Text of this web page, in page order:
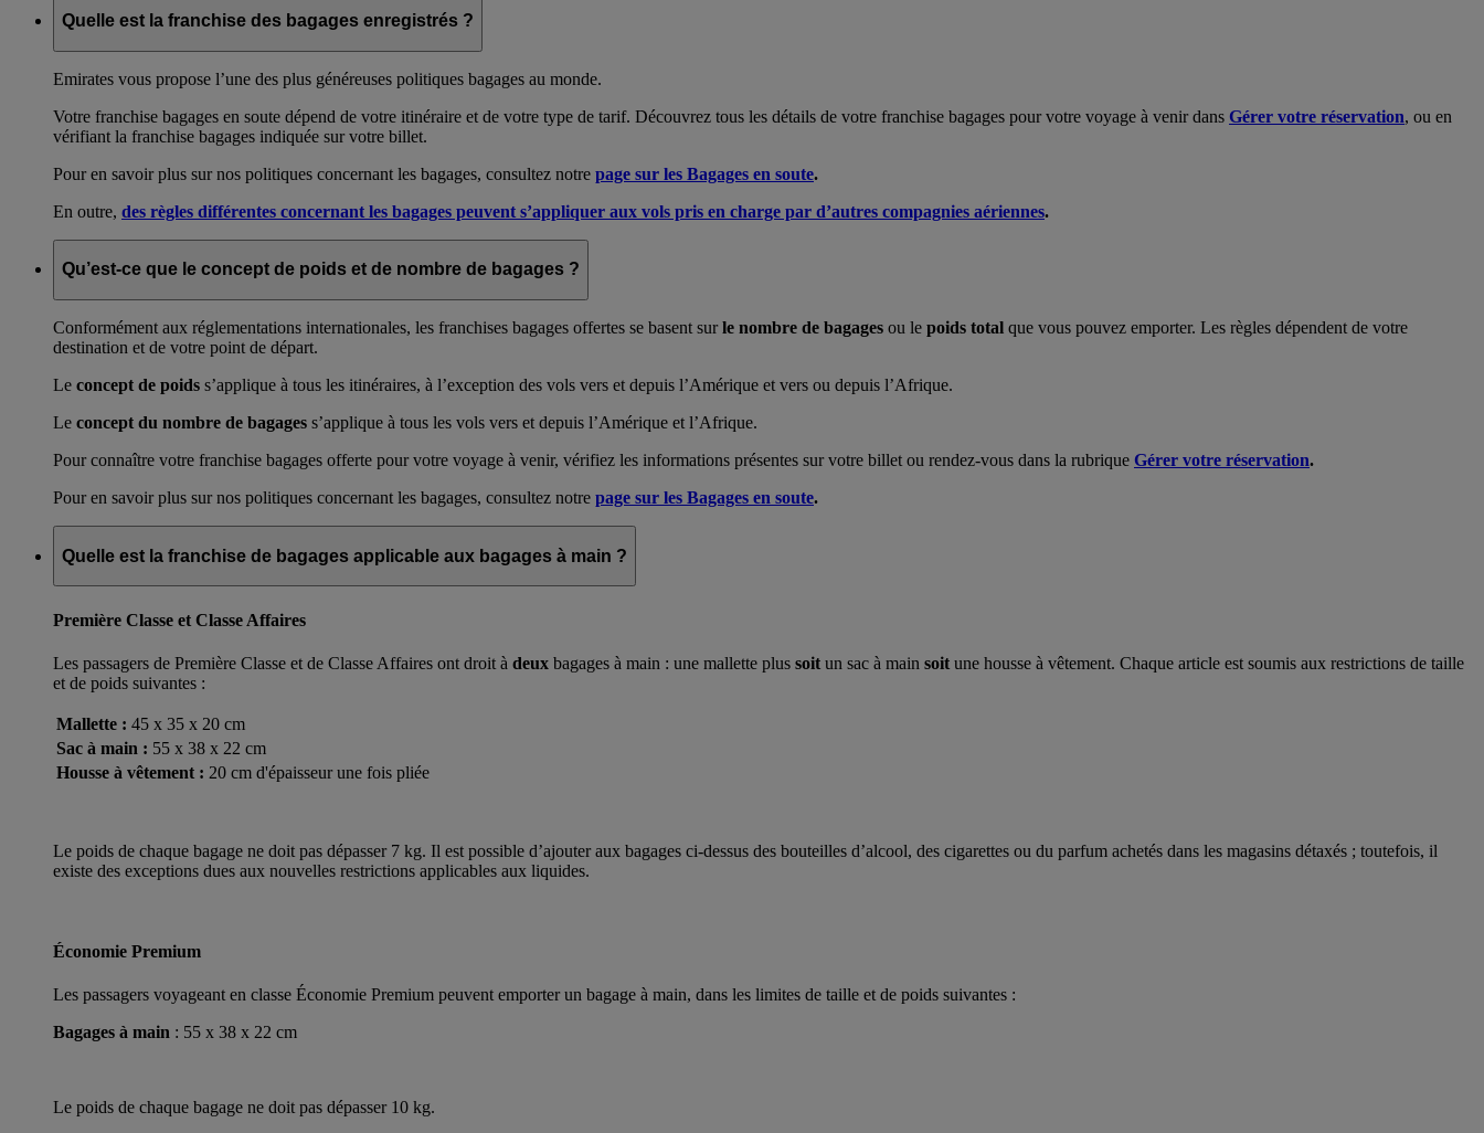
Quelle est la franchise des bagages enregistrés ?
Emirates vous propose l’une des plus généreuses politiques bagages au monde.
Votre franchise bagages en soute dépend de votre itinéraire et de votre type de tarif. Découvrez tous les détails de votre franchise bagages pour votre voyage à venir dans Gérer votre réservation, ou en
vérifiant la franchise bagages indiquée sur votre billet.
Pour en savoir plus sur nos politiques concernant les bagages, consultez notre page sur les Bagages en soute.
En outre, des règles différentes concernant les bagages peuvent s’appliquer aux vols pris en charge par d’autres compagnies aériennes.
Qu’est-ce que le concept de poids et de nombre de bagages ?
Conformément aux réglementations internationales, les franchises bagages offertes se basent surle nombre de bagages ou le poids total que vous pouvez emporter. Les règles dépendent de votre
destination et de votre point de départ.
Le concept de poids s’applique à tous les itinéraires, à l’exception des vols vers et depuis l’Amérique et vers ou depuis l’Afrique.
Le concept du nombre de bagages s’applique à tous les vols vers et depuis l’Amérique et l’Afrique.
Pour connaître votre franchise bagages offerte pour votre voyage à venir, vérifiez les informations présentes sur votre billet ou rendez-vous dans la rubrique Gérer votre réservation.
Pour en savoir plus sur nos politiques concernant les bagages, consultez notre page sur les Bagages en soute.
Quelle est la franchise de bagages applicable aux bagages à main ?
Première Classe et Classe Affaires
Les passagers de Première Classe et de Classe Affaires ont droit à deux bagages à main : une mallette plus soit un sac à main soit une housse à vêtement. Chaque article est soumis aux restrictions de taille
et de poids suivantes :
Mallette : 45 x 35 x 20 cm
Sac à main : 55 x 38 x 22 cm
Housse à vêtement : 20 cm d'épaisseur une fois pliée
Le poids de chaque bagage ne doit pas dépasser 7 kg. Il est possible d’ajouter aux bagages ci-dessus des bouteilles d’alcool, des cigarettes ou du parfum achetés dans les magasins détaxés ; toutefois, il
existe des exceptions dues aux nouvelles restrictions applicables aux liquides.
Économie Premium
Les passagers voyageant en classe Économie Premium peuvent emporter un bagage à main, dans les limites de taille et de poids suivantes :
Bagages à main : 55 x 38 x 22 cm
Le poids de chaque bagage ne doit pas dépasser 10 kg.